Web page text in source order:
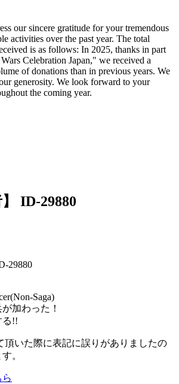
our sincere gratitude for your tremendous
activities over the past year. The total
is as follows: In 2025, thanks in part
Celebration Japan," we received a
of donations than in previous years. We
generosity. We look forward to your
the coming year.
ID-29880
Saga)
加わった！
る!!
いた際に表記に誤りがありましたの
。